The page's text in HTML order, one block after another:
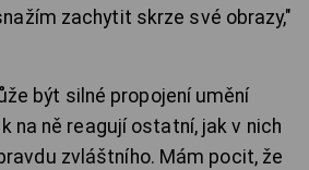
zachytit skrze své obrazy,"
být silné propojení umění
na ně reagují ostatní, jak v nich
zvláštního. Mám pocit, že